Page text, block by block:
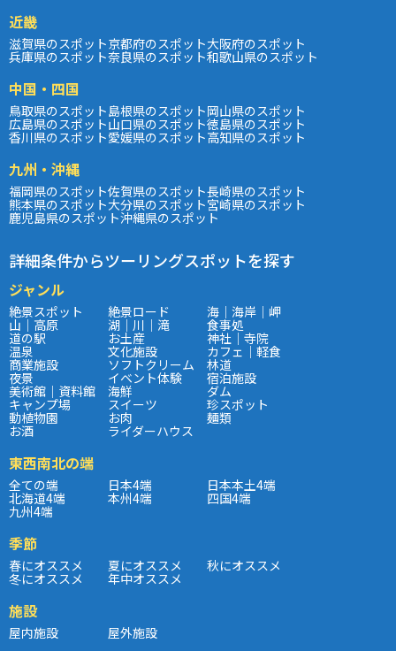
近畿
滋賀県のスポット京都府のスポット大阪府のスポット
兵庫県のスポット奈良県のスポット和歌山県のスポット
中国・四国
鳥取県のスポット島根県のスポット岡山県のスポット
広島県のスポット山口県のスポット徳島県のスポット
香川県のスポット愛媛県のスポット高知県のスポット
九州・沖縄
福岡県のスポット佐賀県のスポット長崎県のスポット
熊本県のスポット大分県のスポット宮崎県のスポット
鹿児島県のスポット沖縄県のスポット
詳細条件からツーリングスポットを探す
ジャンル
絶景スポット 絶景ロード 海｜海岸｜岬
山｜高原 湖｜川｜滝 食事処
道の駅 お土産 神社｜寺院
温泉 文化施設 カフェ｜軽食
商業施設 ソフトクリーム 林道
夜景 イベント体験 宿泊施設
美術館｜資料館 海鮮 ダム
キャンプ場 スイーツ 珍スポット
動植物園 お肉 麺類
お酒 ライダーハウス
東西南北の端
全ての端 日本4端 日本本土4端
北海道4端 本州4端 四国4端
九州4端
季節
春にオススメ 夏にオススメ 秋にオススメ
冬にオススメ 年中オススメ
施設
屋内施設 屋外施設